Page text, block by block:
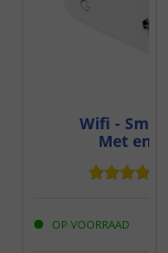
Wifi -
Met
OP VOORRAAD